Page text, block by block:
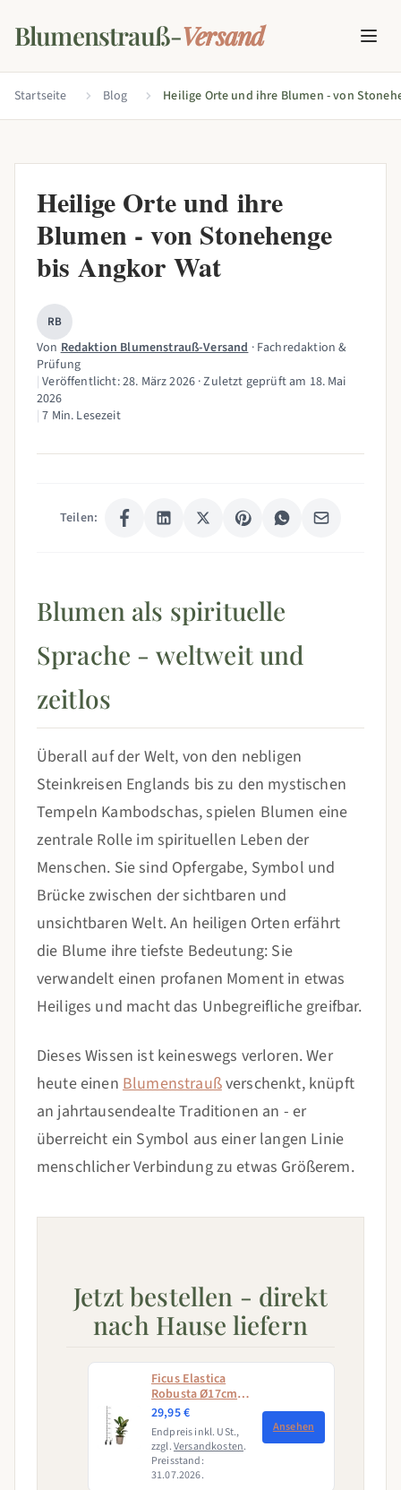
Blumenstrauß-Versand
Startseite Blog
Heilige Orte und ihre
Blumen - von Stonehenge
bis Angkor Wat
RB
VonRedaktion Blumenstrauß-Versand· Fachredaktion &
Prüfung
Veröffentlicht:28. März 2026 · Zuletzt geprüft am 18. Mai
2026
7 Min. Lesezeit
Teilen:
Blumen als spirituelle
Sprache - weltweit und
zeitlos
Überall auf der Welt, von den nebligen
Steinkreisen Englands bis zu den mystischen
Tempeln Kambodschas, spielen Blumen eine
zentrale Rolle im spirituellen Leben der
Menschen. Sie sind Opfergabe, Symbol und
Brücke zwischen der sichtbaren und
unsichtbaren Welt. An heiligen Orten erfährt
die Blume ihre tiefste Bedeutung: Sie
verwandelt einen profanen Moment in etwas
Heiliges und macht das Unbegreifliche greifbar.
Dieses Wissen ist keineswegs verloren. Wer
heute einen Blumenstraußverschenkt, knüpft
an jahrtausendealte Traditionen an - er
überreicht ein Symbol aus einer langen Linie
menschlicher Verbindung zu etwas Größerem.
Jetzt bestellen - direkt
nach Hause liefern
Ficus Elastica
Robusta Ø17cm -
↕50 - 60cm
29,95 €
Endpreis inkl. USt.,
zzgl.Versandkosten.
Preisstand:
31.07.2026.
Ansehen